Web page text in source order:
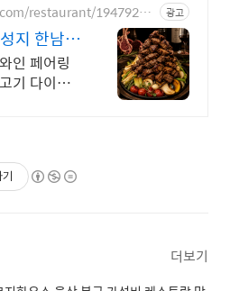
restaurant/19479278 광고
지 한남동
인 페어링
기 다이닝
더보기